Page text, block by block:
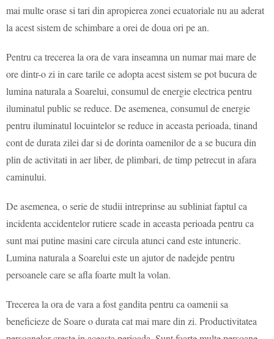
mai multe orase si tari din apropierea zonei ecuatoriale nu au aderat
la acest sistem de schimbare a orei de doua ori pe an.
Pentru ca trecerea la ora de vara inseamna un numar mai mare de
ore dintr-o zi in care tarile ce adopta acest sistem se pot bucura de
lumina naturala a Soarelui, consumul de energie electrica pentru
iluminatul public se reduce. De asemenea, consumul de energie
pentru iluminatul locuintelor se reduce in aceasta perioada, tinand
cont de durata zilei dar si de dorinta oamenilor de a se bucura din
plin de activitati in aer liber, de plimbari, de timp petrecut in afara
caminului.
De asemenea, o serie de studii intreprinse au subliniat faptul ca
incidenta accidentelor rutiere scade in aceasta perioada pentru ca
sunt mai putine masini care circula atunci cand este intuneric.
Lumina naturala a Soarelui este un ajutor de nadejde pentru
persoanele care se afla foarte mult la volan.
Trecerea la ora de vara a fost gandita pentru ca oamenii sa
beneficieze de Soare o durata cat mai mare din zi. Productivitatea